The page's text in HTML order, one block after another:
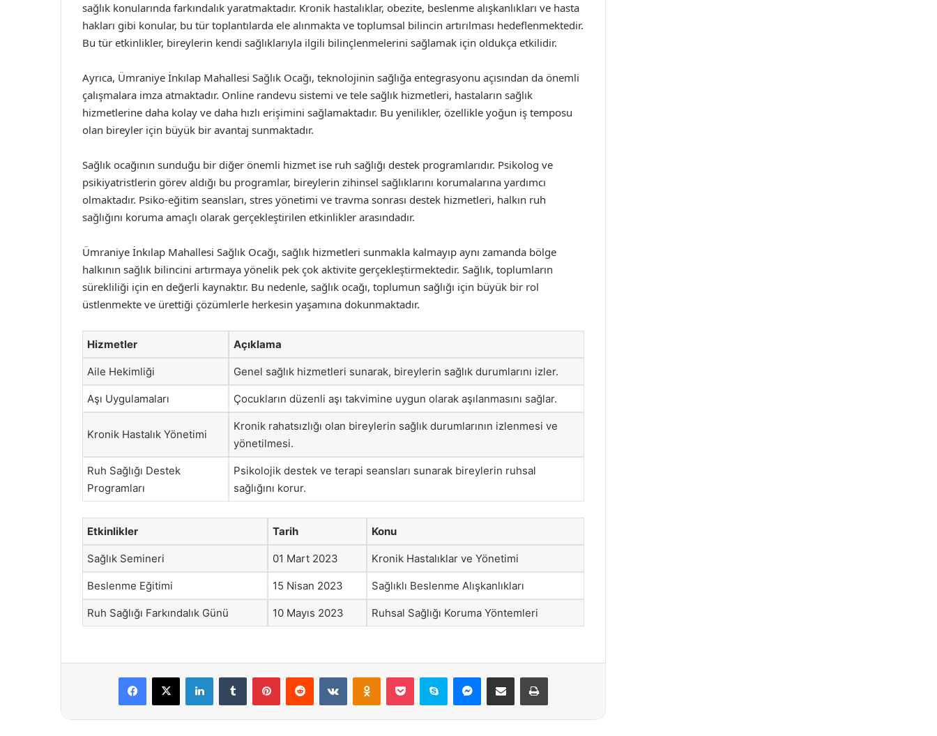
sağlık konularında farkındalık yaratmaktadır. Kronik hastalıklar, obezite, beslenme alışkanlıkları ve hasta
hakları gibi konular, bu tür toplantılarda ele alınmakta ve toplumsal bilincin artırılması hedeflenmektedir.
Bu tür etkinlikler, bireylerin kendi sağlıklarıyla ilgili bilinçlenmelerini sağlamak için oldukça etkilidir.
Ayrıca, Ümraniye İnkılap Mahallesi Sağlık Ocağı, teknolojinin sağlığa entegrasyonu açısından da önemli
çalışmalara imza atmaktadır. Online randevu sistemi ve tele sağlık hizmetleri, hastaların sağlık
hizmetlerine daha kolay ve daha hızlı erişimini sağlamaktadır. Bu yenilikler, özellikle yoğun iş temposu
olan bireyler için büyük bir avantaj sunmaktadır.
Sağlık ocağının sunduğu bir diğer önemli hizmet ise ruh sağlığı destek programlarıdır. Psikolog ve
psikiyatristlerin görev aldığı bu programlar, bireylerin zihinsel sağlıklarını korumalarına yardımcı
olmaktadır. Psiko-eğitim seansları, stres yönetimi ve travma sonrası destek hizmetleri, halkın ruh
sağlığını koruma amaçlı olarak gerçekleştirilen etkinlikler arasındadır.
Ümraniye İnkılap Mahallesi Sağlık Ocağı, sağlık hizmetleri sunmakla kalmayıp aynı zamanda bölge
halkının sağlık bilincini artırmaya yönelik pek çok aktivite gerçekleştirmektedir. Sağlık, toplumların
sürekliliği için en değerli kaynaktır. Bu nedenle, sağlık ocağı, toplumun sağlığı için büyük bir rol
üstlenmekte ve ürettiği çözümlerle herkesin yaşamına dokunmaktadır.
Hizmetler Açıklama
Aile Hekimliği Genel sağlık hizmetleri sunarak, bireylerin sağlık durumlarını izler.
Aşı Uygulamaları Çocukların düzenli aşı takvimine uygun olarak aşılanmasını sağlar.
Kronik Hastalık Yönetimi
Kronik rahatsızlığı olan bireylerin sağlık durumlarının izlenmesi ve
yönetilmesi.
Ruh Sağlığı Destek
Programları
Psikolojik destek ve terapi seansları sunarak bireylerin ruhsal
sağlığını korur.
Etkinlikler Tarih Konu
Sağlık Semineri 01 Mart 2023 Kronik Hastalıklar ve Yönetimi
Beslenme Eğitimi 15 Nisan 2023 Sağlıklı Beslenme Alışkanlıkları
Ruh Sağlığı Farkındalık Günü 10 Mayıs 2023 Ruhsal Sağlığı Koruma Yöntemleri
Facebook
X LinkedInTumblr PinterestReddit VKontakteOdnoklassniki
Pocket Skype Messenger
E-Posta ile paylaş Yazdır